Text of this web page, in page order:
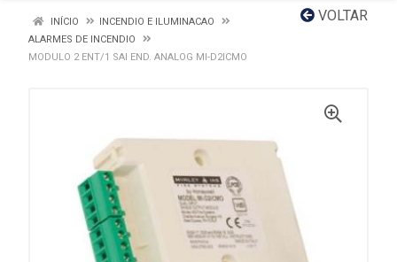
VOLTAR
INÍCIO
INCENDIO E ILUMINACAO
ALARMES DE INCENDIO
MODULO 2 ENT/1 SAI END. ANALOG MI-D2ICMO